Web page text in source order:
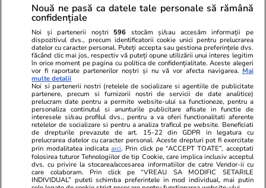
Ionel Arsene surprinși la masă,
în Italia: „Fiecare răspunde de
ceea ce face”
Interviu
Știri România
Cum ne schimbă psihanaliza și
de ce suferința face parte din
vindecare. Psihoterapeuta Ioana
Scoruș: „Oamenii se raportează
la viață într-un mod idealizat,
iar asta menține sentimentul
Nouă ne pasă ca datele tale personale să rămână
confidențiale
Noi și partenerii noștri 596 stocăm și/sau accesăm informații pe
dispozitivul dvs., precum identificatorii cookie unici pentru prelucrarea
datelor cu caracter personal. Puteți accepta sau gestiona preferințele dvs.
făcând clic mai jos, respectiv vă puteți opune utilizării unui interes legitim
în orice moment pe pagina cu politica de confidențialitate. Aceste alegeri
vor fi raportate partenerilor noștri și nu vă vor afecta navigarea. Mai
multe detalii
Noi si partenerii nostri (retelele de socializare si agentiile de publicitate
partenere, precum si furnizorii nostri de servicii de date analitice)
prelucram date pentru a permite website-ului sa functioneze, pentru a
personaliza continutul si anunturile publicitare afisate in functie de
interesele si/sau profilul dvs., pentru a va oferi functionalitati aferente
retelelor de socializare si pentru a analiza traficul pe website. Beneficiati
de drepturile prevazute de art. 15-22 din GDPR in legatura cu
prelucrarea datelor cu caracter personal. Aceste drepturi pot fi exercitate
prin modalitatea indicataaici. Prin click pe “ACCEPT TOATE”, acceptati
folosirea tuturor Tehnologiilor de tip Cookie, care implica inclusiv acceptul
dvs. cu privire la stocarea/accesarea informatiilor de catre Vendor-ii cu
care colaboram. Prin click pe “VREAU SA MODIFIC SETARILE
INDIVIDUAL” puteti schimba preferintele in mod individual, mai putin